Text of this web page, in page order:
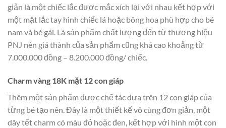
giản là một chiếc lắc được mắc xích lại với nhau kết hợp với
một mặt lắc tay hình chiếc lá hoặc bông hoa phù hợp cho bé
nam và bé gái. Là sản phẩm chất lượng đến từ thương hiệu
PNJ nên giá thành của sản phẩm cũng khá cao khoảng từ
7.000.000 đồng – 8.200.000 đồng/ chiếc.
Charm vàng 18K mặt 12 con giáp
Thêm một sản phẩm được chế tác dựa trên 12 con giáp của
từng bé tạo nên. Đây là một thiết kế vô cùng đơn giản, một
dây tết charm có màu đỏ hoặc đen, kết hợp với hình một con